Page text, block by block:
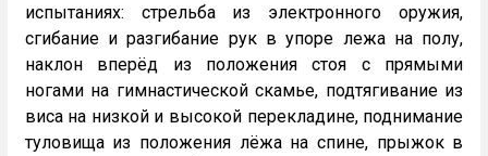
испытаниях: стрельба из электронного оружия,
сгибание и разгибание рук в упоре лежа на полу,
наклон вперёд из положения стоя с прямыми
ногами на гимнастической скамье, подтягивание из
виса на низкой и высокой перекладине, поднимание
туловища из положения лёжа на спине, прыжок в